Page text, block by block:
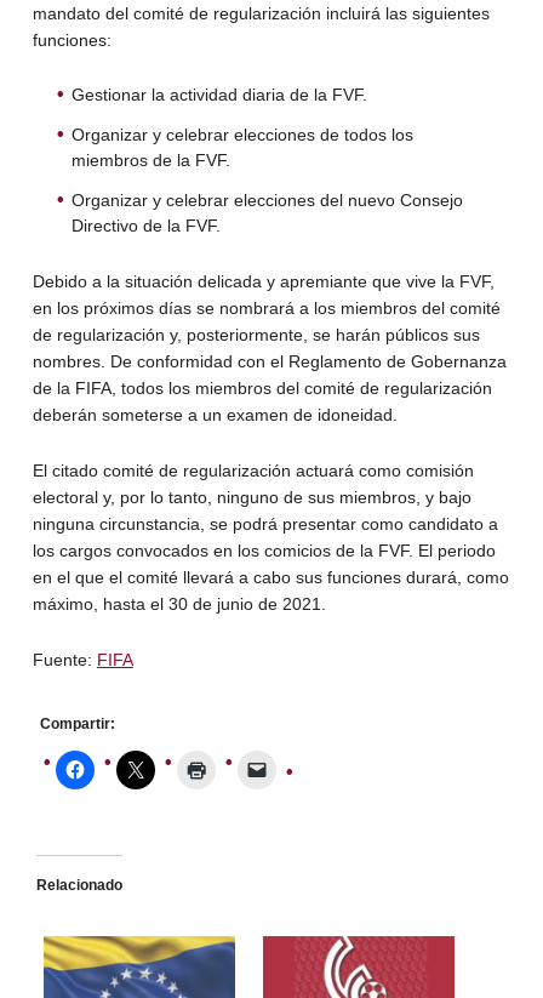
mandato del comité de regularización incluirá las siguientes
funciones:
Gestionar la actividad diaria de la FVF.
Organizar y celebrar elecciones de todos los
miembros de la FVF.
Organizar y celebrar elecciones del nuevo Consejo
Directivo de la FVF.
Debido a la situación delicada y apremiante que vive la FVF,
en los próximos días se nombrará a los miembros del comité
de regularización y, posteriormente, se harán públicos sus
nombres. De conformidad con el Reglamento de Gobernanza
de la FIFA, todos los miembros del comité de regularización
deberán someterse a un examen de idoneidad.
El citado comité de regularización actuará como comisión
electoral y, por lo tanto, ninguno de sus miembros, y bajo
ninguna circunstancia, se podrá presentar como candidato a
los cargos convocados en los comicios de la FVF. El periodo
en el que el comité llevará a cabo sus funciones durará, como
máximo, hasta el 30 de junio de 2021.
Fuente: FIFA
Compartir:
Relacionado